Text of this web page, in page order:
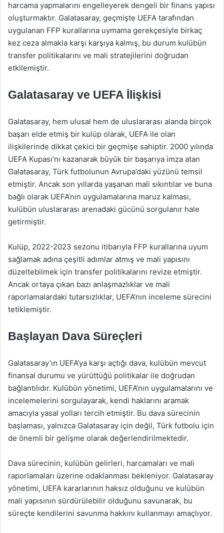
harcama yapmalarını engelleyerek dengeli bir finans yapısı
oluşturmaktır. Galatasaray, geçmişte UEFA tarafından
uygulanan FFP kurallarına uymama gerekçesiyle birkaç
kez ceza almakla karşı karşıya kalmış, bu durum kulübün
transfer politikalarını ve mali stratejilerini doğrudan
etkilemiştir.
Galatasaray ve UEFA İlişkisi
Galatasaray, hem ulusal hem de uluslararası alanda birçok
başarı elde etmiş bir kulüp olarak, UEFA ile olan
ilişkilerinde dikkat çekici bir geçmişe sahiptir. 2000 yılında
UEFA Kupası’nı kazanarak büyük bir başarıya imza atan
Galatasaray, Türk futbolunun Avrupa’daki yüzünü temsil
etmiştir. Ancak son yıllarda yaşanan mali sıkıntılar ve buna
bağlı olarak UEFA’nın uygulamalarına maruz kalması,
kulübün uluslararası arenadaki gücünü sorgulanır hale
getirmiştir.
Kulüp, 2022-2023 sezonu itibarıyla FFP kurallarına uyum
sağlamak adına çeşitli adımlar atmış ve mali yapısını
düzeltebilmek için transfer politikalarını revize etmiştir.
Ancak ortaya çıkan bazı anlaşmazlıklar ve mali
raporlamalardaki tutarsızlıklar, UEFA’nın inceleme sürecini
tetiklemiştir.
Başlayan Dava Süreçleri
Galatasaray’ın UEFA’ya karşı açtığı dava, kulübün mevcut
finansal durumu ve yürüttüğü politikalar ile doğrudan
bağlantılıdır. Kulübün yönetimi, UEFA’nın uygulamalarını ve
incelemelerini sorgulayarak, kendi haklarını aramak
amacıyla yasal yolları tercih etmiştir. Bu dava sürecinin
başlaması, yalnızca Galatasaray için değil, Türk futbolu için
de önemli bir gelişme olarak değerlendirilmektedir.
Dava sürecinin, kulübün gelirleri, harcamaları ve mali
raporlamaları üzerine odaklanması bekleniyor. Galatasaray
yönetimi, UEFA kararlarının haksız olduğunu ve kulübün
mali yapısının sürdürülebilir olduğunu savunarak, bu
süreçte kendilerini savunma hakkını kullanmayı amaçlıyor.